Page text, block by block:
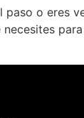
paso o eres